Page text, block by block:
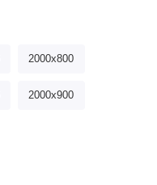
2000х800
2000x900